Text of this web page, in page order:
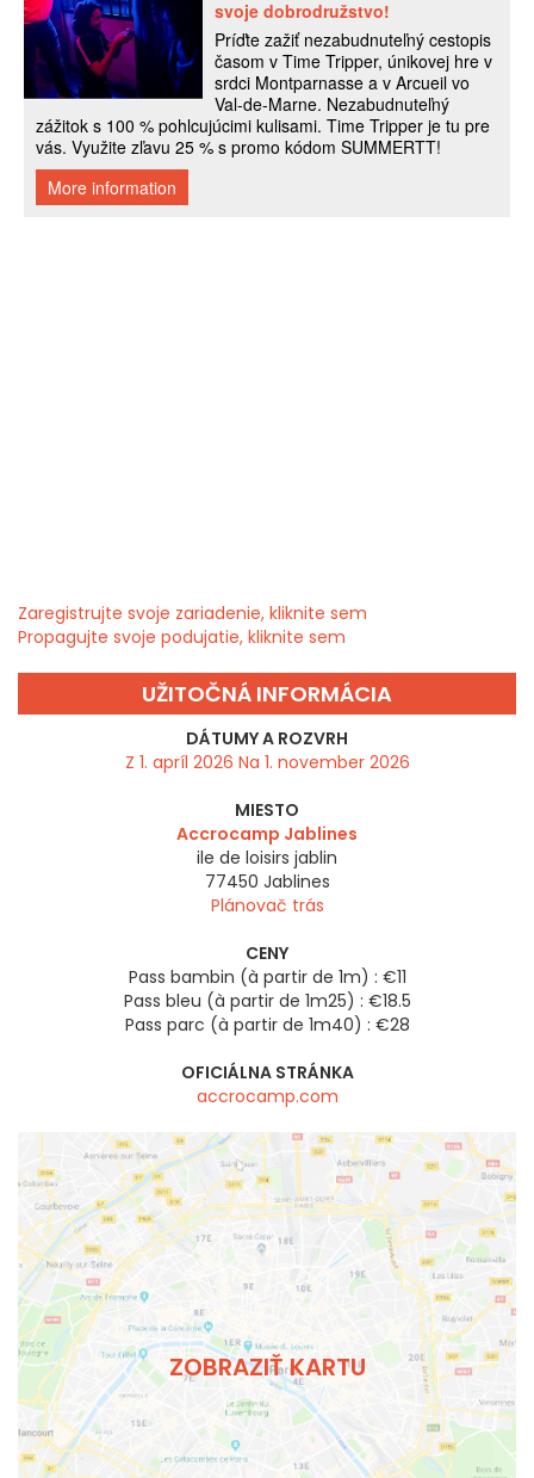
Zaregistrujte svoje zariadenie, kliknite sem
Propagujte svoje podujatie, kliknite sem
UŽITOČNÁ INFORMÁCIA
DÁTUMY A ROZVRH
Z 1. apríl 2026 Na 1. november 2026
MIESTO
Accrocamp Jablines
ile de loisirs jablin
77450 Jablines
Plánovač trás
CENY
Pass bambin (à partir de 1m) : €11
Pass bleu (à partir de 1m25) : €18.5
Pass parc (à partir de 1m40) : €28
OFICIÁLNA STRÁNKA
accrocamp.com
ZOBRAZIŤ KARTU